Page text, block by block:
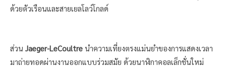
ด้วยตัวเรือนและสายเยลโลว์โกลด์
ส่วน Jaeger-LeCoultre นำความเที่ยงตรงแม่นยำของการแสดงเวลา
มาถ่ายทอดผ่านงานออกแบบร่วมสมัย ด้วยนาฬิกาคอลเล็กชั่นใหม่